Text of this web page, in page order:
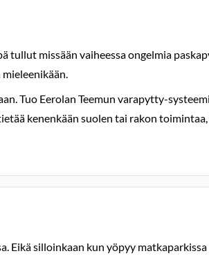
missään vaiheessa ongelmia
Tuo Eerolan Teemun varapytty-
kenenkään suolen tai rakon
Eikä silloinkaan kun yöpyy